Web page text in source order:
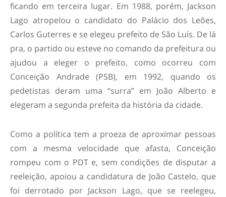
ficando em terceira lugar. Em 1988, porém, Jackson
Lago atropelou o candidato do Palácio dos Leões,
Carlos Guterres e se elegeu prefeito de São Luís. De lá
pra, o partido ou esteve no comando da prefeitura ou
ajudou a eleger o prefeito, como ocorreu com
Conceição Andrade (PSB), em 1992, quando os
pedetistas deram uma “surra” em João Alberto e
elegeram a segunda prefeita da história da cidade.
Como a política tem a proeza de aproximar pessoas
com a mesma velocidade que afasta, Conceição
rompeu com o PDT e, sem condições de disputar a
reeleição, apoiou a candidatura de João Castelo, que
foi derrotado por Jackson Lago, que se reelegeu,